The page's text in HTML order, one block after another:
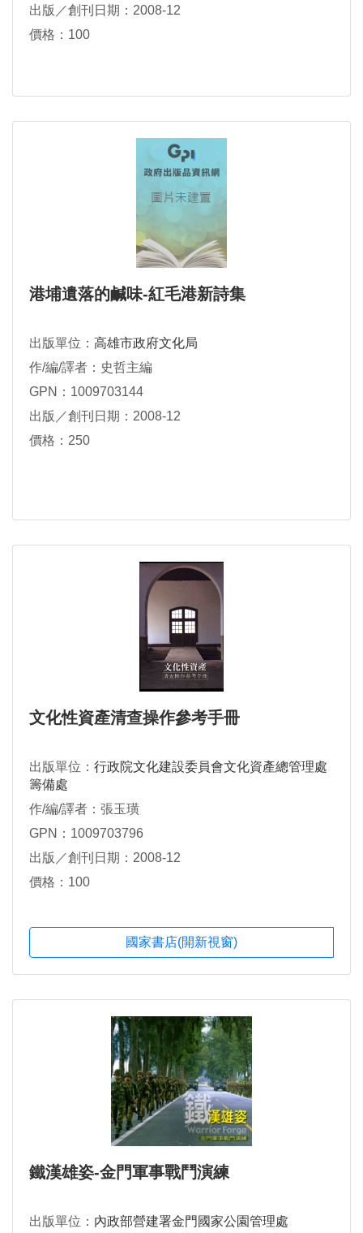
出版／創刊日期：2008-12
價格：100
港埔遺落的鹹味-紅毛港新詩集
出版單位： 高雄市政府文化局
作/編/譯者：史哲主編
GPN：1009703144
出版／創刊日期：2008-12
價格：250
文化性資產清查操作參考手冊
出版單位： 行政院文化建設委員會文化資產總管理處
籌備處
作/編/譯者：張玉璜
GPN：1009703796
出版／創刊日期：2008-12
價格：100
國家書店(開新視窗)
鐵漢雄姿-金門軍事戰鬥演練
出版單位： 內政部營建署金門國家公園管理處